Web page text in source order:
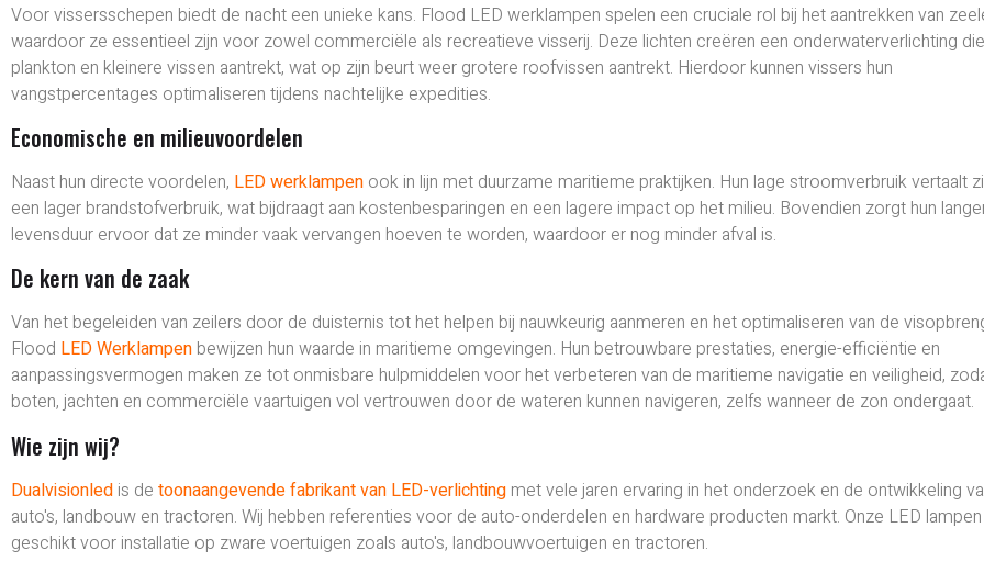
Voor vissersschepen biedt de nacht een unieke kans. Flood LED werklampen spelen een cruciale rol bij het aantrekken van
waardoor ze essentieel zijn voor zowel commerciële als recreatieve visserij. Deze lichten creëren een onderwaterverlichting die
plankton en kleinere vissen aantrekt, wat op zijn beurt weer grotere roofvissen aantrekt. Hierdoor kunnen vissers hun
vangstpercentages optimaliseren tijdens nachtelijke expedities.
Economische en milieuvoordelen
Naast hun directe voordelen, LED werklampen ook in lijn met duurzame maritieme praktijken. Hun lage stroomverbruik vertaalt
een lager brandstofverbruik, wat bijdraagt aan kostenbesparingen en een lagere impact op het milieu. Bovendien zorgt hun
levensduur ervoor dat ze minder vaak vervangen hoeven te worden, waardoor er nog minder afval is.
De kern van de zaak
Van het begeleiden van zeilers door de duisternis tot het helpen bij nauwkeurig aanmeren en het optimaliseren van de
Flood LED Werklampen bewijzen hun waarde in maritieme omgevingen. Hun betrouwbare prestaties, energie-efficiëntie en
aanpassingsvermogen maken ze tot onmisbare hulpmiddelen voor het verbeteren van de maritieme navigatie en veiligheid,
boten, jachten en commerciële vaartuigen vol vertrouwen door de wateren kunnen navigeren, zelfs wanneer de zon ondergaat.
Wie zijn wij?
Dualvisionled is de toonaangevende fabrikant van LED-verlichting met vele jaren ervaring in het onderzoek en de ontwikkeling
auto's, landbouw en tractoren. Wij hebben referenties voor de auto-onderdelen en hardware producten markt. Onze LED
geschikt voor installatie op zware voertuigen zoals auto's, landbouwvoertuigen en tractoren.